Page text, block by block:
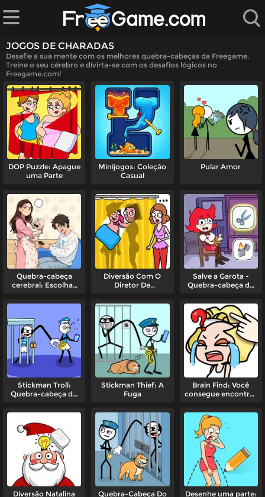
JOGOS DE CHARADAS
Desafie a sua mente com os melhores quebra-cabeças da Freegame.
Treine o seu cérebro e divirta-se com os desafios lógicos no
Freegame.com!
DOP Puzzle: Apague
uma Parte
Minijogos: Coleção
Casual
Pular Amor
Quebra-cabeça
cerebral: Escolhas
Diversão Com O
Diretor De
Uma Parte
Salve a Garota -
Quebra-cabeça de
Stickman Troll:
Quebra-cabeça do
Stickman Thief: A
Fuga
Brain Find: Você
consegue encontrá-
Diversão Natalina
Quebra-Cabeça Do
Desenhe uma parte: